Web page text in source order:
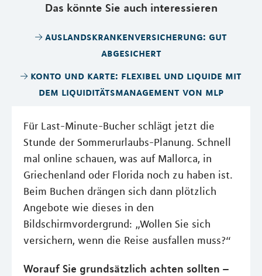
Das könnte Sie auch interessieren
auslandskrankenversicherung: gut
abgesichert
konto und karte: flexibel und liquide mit
dem liquiditätsmanagement von mlp
Für Last-Minute-Bucher schlägt jetzt die
Stunde der Sommerurlaubs-Planung. Schnell
mal online schauen, was auf Mallorca, in
Griechenland oder Florida noch zu haben ist.
Beim Buchen drängen sich dann plötzlich
Angebote wie dieses in den
Bildschirmvordergrund: „Wollen Sie sich
versichern, wenn die Reise ausfallen muss?“
Worauf Sie grundsätzlich achten sollten –